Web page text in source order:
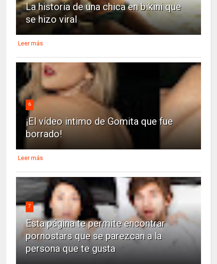
La historia de una chica en bikini que
se hizo viral
Leer más
6
¡El vídeo intimo de Gomita que fue
borrado!
Leer más
7
Esta página te permite encontrar
pornostars que se parezcan a la
persona que te gusta